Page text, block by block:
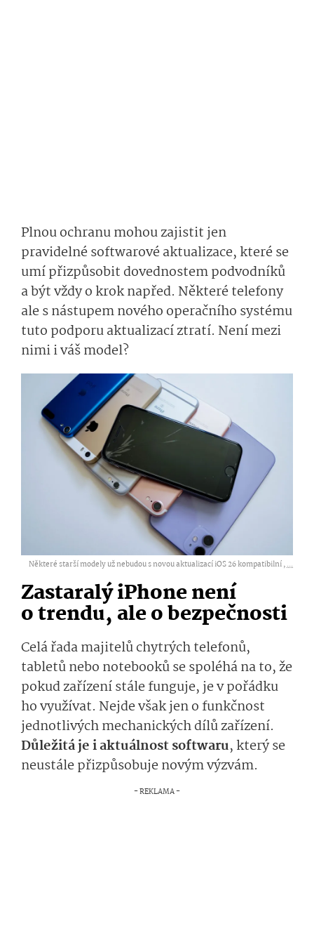
Plnou ochranu mohou zajistit jen
pravidelné softwarové aktualizace, které se
umí přizpůsobit dovednostem podvodníků
a být vždy o krok napřed. Některé telefony
ale s nástupem nového operačního systému
tuto podporu aktualizací ztratí. Není mezi
nimi i váš model?
Některé starší modely už nebudou s novou aktualizací iOS 26 kompatibilní ,...
Zastaralý iPhone není
o trendu, ale o bezpečnosti
Celá řada majitelů chytrých telefonů,
tabletů nebo notebooků se spoléhá na to, že
pokud zařízení stále funguje, je v pořádku
ho využívat. Nejde však jen o funkčnost
jednotlivých mechanických dílů zařízení.
Důležitá je i aktuálnost softwaru, který se
neustále přizpůsobuje novým výzvám.